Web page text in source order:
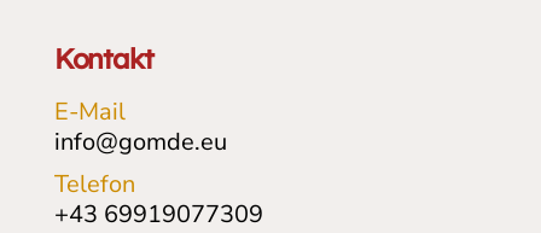
Kontakt
E-Mail
info@gomde.eu
Telefon
+43 69919077309